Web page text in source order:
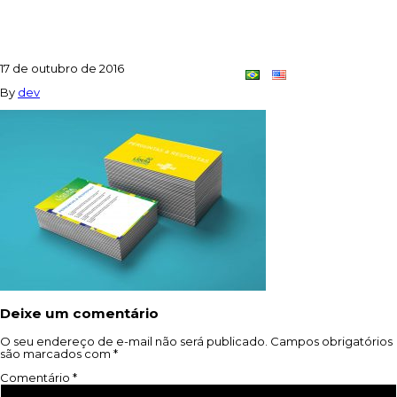
17 de outubro de 2016
By dev
Deixe um comentário
O seu endereço de e-mail não será publicado. Campos obrigatórios
são marcados com *
Comentário *